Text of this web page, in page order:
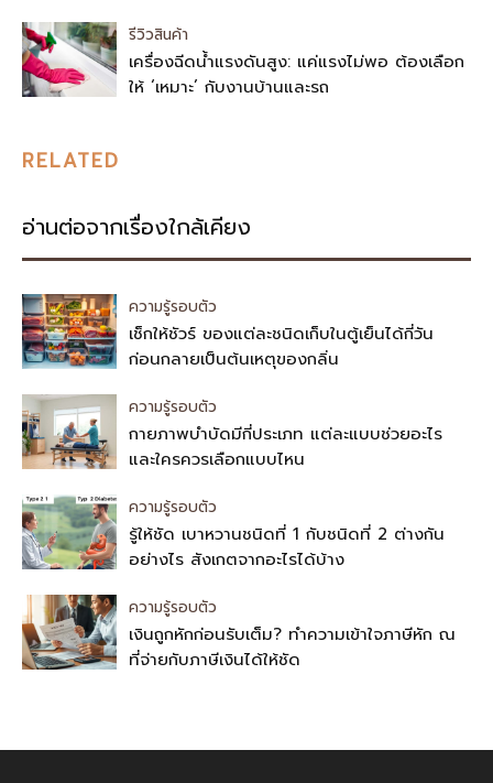
รีวิวสินค้า
เครื่องฉีดน้ำแรงดันสูง: แค่แรงไม่พอ ต้องเลือก
ให้ ‘เหมาะ’ กับงานบ้านและรถ
RELATED
อ่านต่อจากเรื่องใกล้เคียง
ความรู้รอบตัว
เช็กให้ชัวร์ ของแต่ละชนิดเก็บในตู้เย็นได้กี่วัน
ก่อนกลายเป็นต้นเหตุของกลิ่น
ความรู้รอบตัว
กายภาพบำบัดมีกี่ประเภท แต่ละแบบช่วยอะไร
และใครควรเลือกแบบไหน
ความรู้รอบตัว
รู้ให้ชัด เบาหวานชนิดที่ 1 กับชนิดที่ 2 ต่างกัน
อย่างไร สังเกตจากอะไรได้บ้าง
ความรู้รอบตัว
เงินถูกหักก่อนรับเต็ม? ทำความเข้าใจภาษีหัก ณ
ที่จ่ายกับภาษีเงินได้ให้ชัด